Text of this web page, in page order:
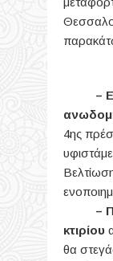
–
4ης
–
κτιρίου
θα